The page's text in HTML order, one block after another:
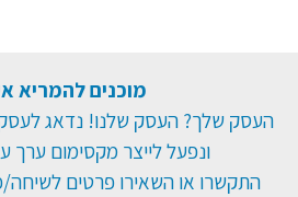
מוכנים להמריא
העסק שלך? העסק שלנו! נדאג לעסק
ונפעל לייצר מקסימום
התקשרו או השאירו פרטים לשיחה/